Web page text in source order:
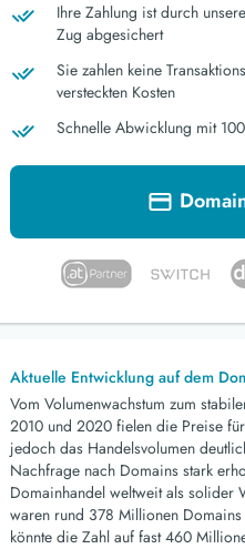
Ihre Zahlung ist durch
Zug abgesichert
Sie zahlen keine
versteckten Kosten
Schnelle Abwicklung mit
Aktuelle Entwicklung auf dem
Vom Volumenwachstum zum
2010 und 2020 fielen die Preise
jedoch das Handelsvolumen
Nachfrage nach Domains stark
Domainhandel weltweit als solider
waren rund 378 Millionen
könnte die Zahl auf fast 460